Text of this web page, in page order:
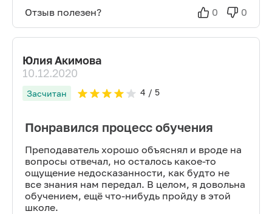
Отзыв полезен? 0 0
Юлия Акимова
10.12.2020
Засчитан 4 / 5
Понравился процесс обучения
Преподаватель хорошо объяснял и вроде на
вопросы отвечал, но осталось какое-то
ощущение недосказанности, как будто не
все знания нам передал. В целом, я довольна
обучением, ещё что-нибудь пройду в этой
школе.